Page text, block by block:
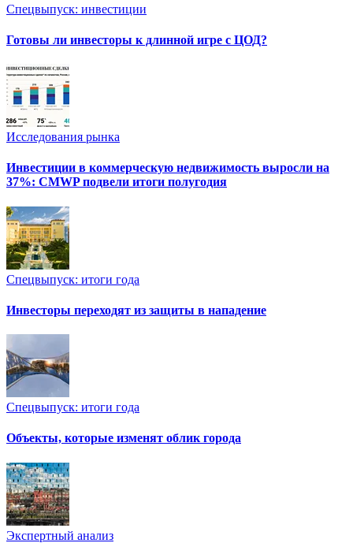
Спецвыпуск: инвестиции
Готовы ли инвесторы к длинной игре с ЦОД?
Исследования рынка
Инвестиции в коммерческую недвижимость выросли на
37%: CMWP подвели итоги полугодия
Спецвыпуск: итоги года
Инвесторы переходят из защиты в нападение
Спецвыпуск: итоги года
Объекты, которые изменят облик города
Экспертный анализ